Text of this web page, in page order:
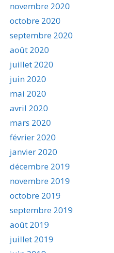
novembre 2020
octobre 2020
septembre 2020
août 2020
juillet 2020
juin 2020
mai 2020
avril 2020
mars 2020
février 2020
janvier 2020
décembre 2019
novembre 2019
octobre 2019
septembre 2019
août 2019
juillet 2019